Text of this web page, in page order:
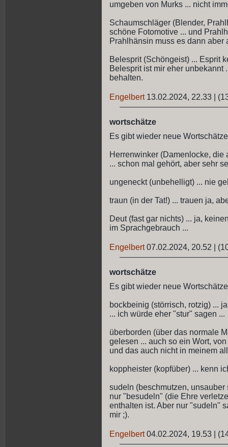
umgeben von Murks ... nicht
Schaumschläger (Blender,
schöne Fotomotive ... und
Prahlhänsin muss es dann
Belesprit (Schöngeist) ... Esprit
Belesprit ist mir eher
behalten.
Engelbert 13.02.2024, 22.33
wortschätze
Es gibt wieder neue
Herrenwinker (Damenlocke, die
... schon mal gehört, aber sehr
ungeneckt (unbehelligt) ... nie
traun (in der Tat!) ... trauen ja,
Deut (fast gar nichts) ... ja,
im Sprachgebrauch ...
Engelbert 07.02.2024, 20.52
wortschätze
Es gibt wieder neue
bockbeinig (störrisch, rotzig) ...
... ich würde eher "stur" sagen ...
überborden (über das normale
gelesen ... auch so ein Wort,
und das auch nicht in meinem
koppheister (kopfüber) ... kenn
sudeln (beschmutzen,
nur "besudeln" (die Ehre
enthalten ist. Aber nur "sudeln"
mir ;).
Engelbert 04.02.2024, 19.53